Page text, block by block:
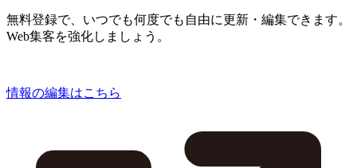
無料登録で、いつでも何度でも自由に更新・編集できます。
Web集客を強化しましょう。
情報の編集はこちら